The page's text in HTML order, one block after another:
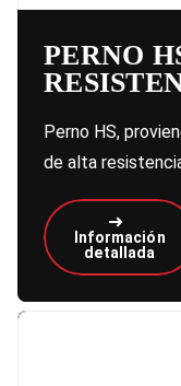
PERNO
Perno HS,
de alta
Información
detallada